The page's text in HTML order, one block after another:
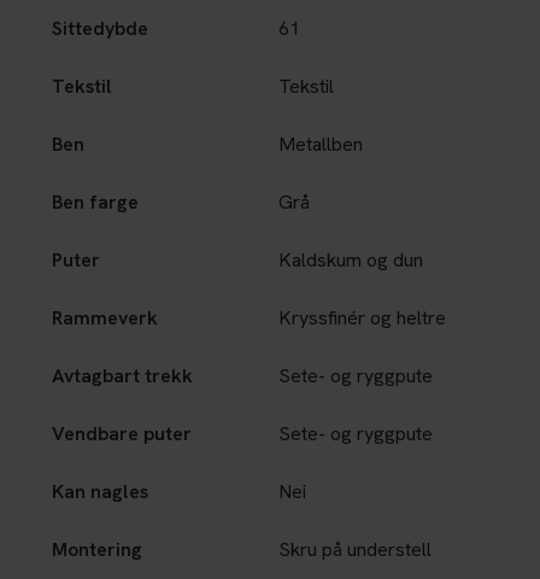
Sittedybde 61
Tekstil Tekstil
Ben Metallben
Ben farge Grå
Puter Kaldskum og dun
Rammeverk Kryssfinér og heltre
Avtagbart trekk Sete- og ryggpute
Vendbare puter Sete- og ryggpute
Kan nagles Nei
Montering Skru på understell